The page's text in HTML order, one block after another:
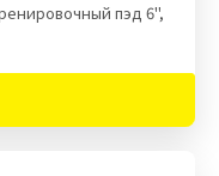
пэд 6",